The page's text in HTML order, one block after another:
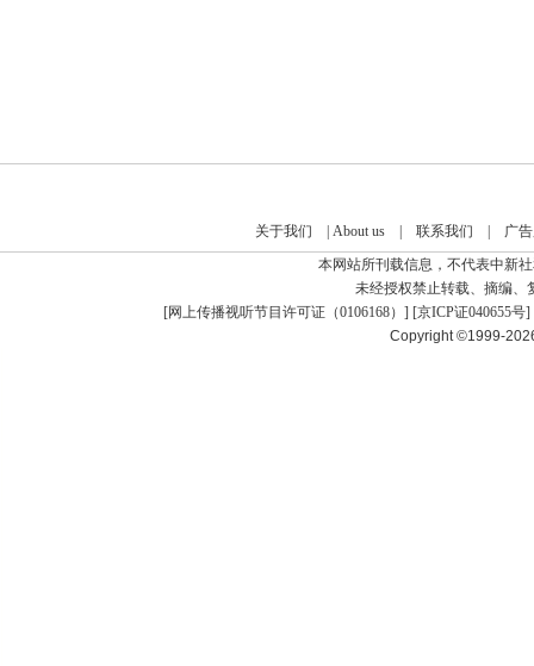
关于我们 About us| 联系我们
广
本网站所刊载信息，不代表中新
未经授权禁止转载、摘编、
[网上传播视听节目许可证（0106168） ] [京ICP证040655号]
Copyright ©1999-